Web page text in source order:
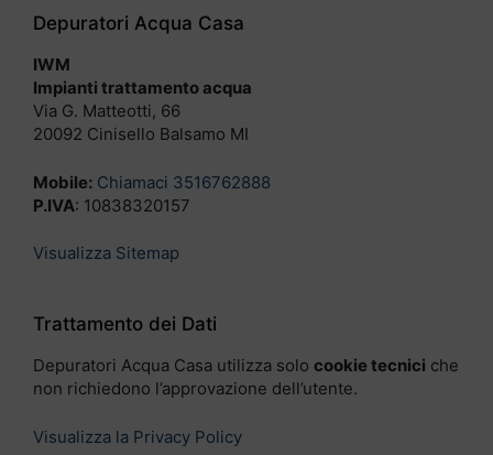
Depuratori Acqua Casa
IWM
Impianti trattamento acqua
Via G. Matteotti, 66
20092 Cinisello Balsamo MI
Mobile: Chiamaci 3516762888
P.IVA: 10838320157
Visualizza Sitemap
Trattamento dei Dati
Depuratori Acqua Casa utilizza solo cookie tecnici che
non richiedono l’approvazione dell’utente.
Visualizza la Privacy Policy